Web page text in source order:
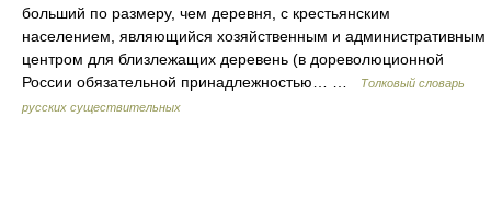
больший по размеру, чем деревня, с крестьянским
населением, являющийся хозяйственным и административным
центром для близлежащих деревень (в дореволюционной
России обязательной принадлежностью… …
Толковый словарь
русских существительных